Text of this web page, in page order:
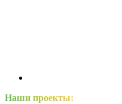
Наши проекты: